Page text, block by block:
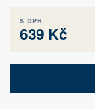
S DPH
639 Kč